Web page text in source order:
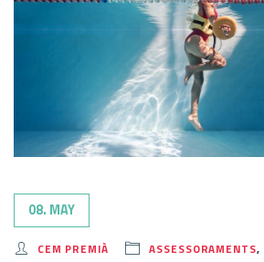
08. MAY
CEM PREMIÀ ASSESSORAMENTS,